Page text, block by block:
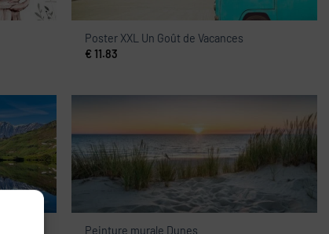
Poster XXL Un Goût de Vacances
€ 11.83
Peinture murale Dunes